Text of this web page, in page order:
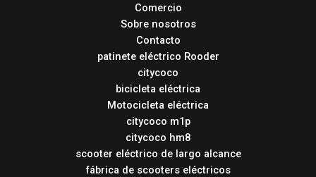
Comercio
Sobre nosotros
Contacto
patinete eléctrico Rooder
citycoco
bicicleta eléctrica
Motocicleta eléctrica
citycoco m1p
citycoco hm8
scooter eléctrico de largo alcance
fábrica de scooters eléctricos